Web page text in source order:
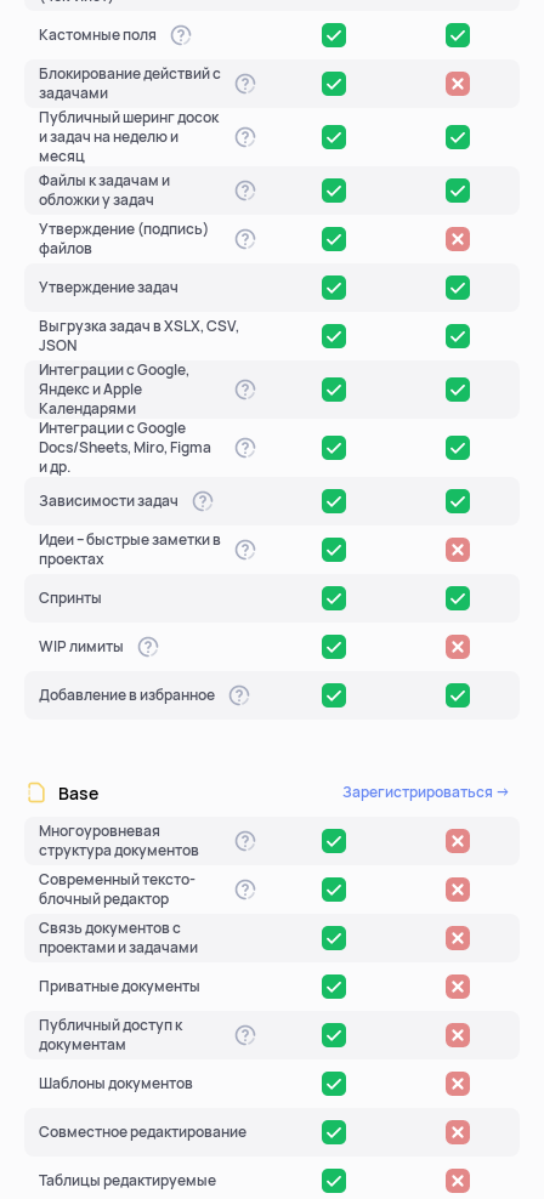
Кастомные поля
Блокирование действий с
задачами
Публичный шеринг досок
и задач на неделю и
месяц
Файлы к задачам и
обложки у задач
Утверждение (подпись)
файлов
Утверждение задач
Выгрузка задач в XSLX, CSV,
JSON
Интеграции с Google,
Яндекс и Apple
Календарями
Интеграции с Google
Docs/Sheets, Miro, Figma
и др.
Зависимости задач
Идеи – быстрые заметки в
проектах
Спринты
WIP лимиты
Добавление в избранное
Base
Зарегистрироваться →
Многоуровневая
структура документов
Современный тексто-
блочный редактор
Связь документов с
проектами и задачами
Приватные документы
Публичный доступ к
документам
Шаблоны документов
Совместное редактирование
Таблицы редактируемые